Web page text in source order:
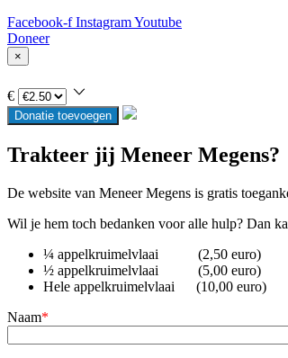
Facebook-f InstagramYoutube
Doneer
×
€
Donatie toevoegen
Trakteer jij Meneer Megens?
De website van Meneer Megens is gratis
Wil je hem toch bedanken voor alle hulp? Dan
¼ appelkruimelvlaai (2,50 euro)
½ appelkruimelvlaai (5,00 euro)
Hele appelkruimelvlaai (10,00 euro)
Naam*